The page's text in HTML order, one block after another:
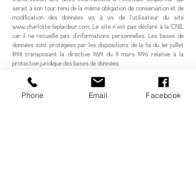
serait à son tour tenu de la même obligation de conservation et de
modification des données vis à vis de l'utilisateur du site
www.charlotte-leplaideur.com. Le site n'est pas déclaré à la CNIL
car il ne recueille pas d'informations personnelles. Les bases de
données sont protégées par les dispositions de la loi du 1er juillet
1998 transposant la directive 96/9 du 11 mars 1996 relative à la
protection juridique des bases de données.
8. Liens hypertextes et cookies.
www.charlotte-leplaideur.com
contient un certain nombre
Phone Email Facebook